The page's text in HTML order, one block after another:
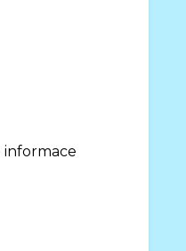
informace